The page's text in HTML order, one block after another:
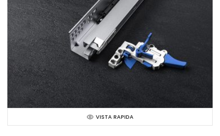
VISTA RAPIDA